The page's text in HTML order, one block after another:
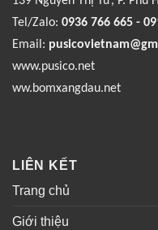
Tel/Zalo: 0936 766 665 -
Email:
www.pusico.net
ww.bomxangdau.net
LIÊN KẾT
Trang chủ
Giới thiệu